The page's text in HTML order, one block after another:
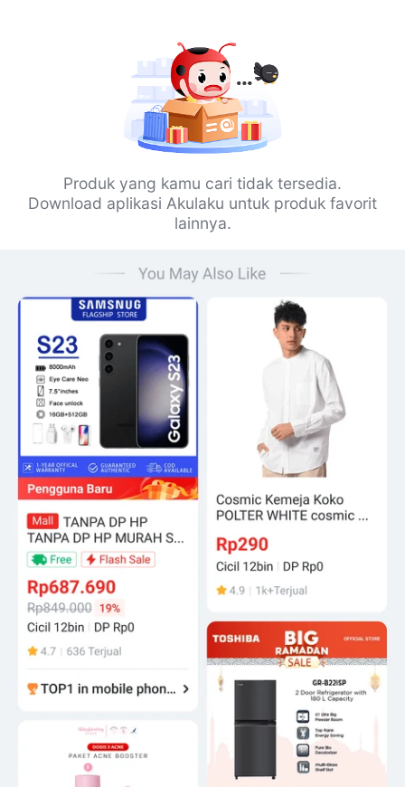
Produk yang kamu cari tidak tersedia.
Download aplikasi Akulaku untuk produk favorit
lainnya.